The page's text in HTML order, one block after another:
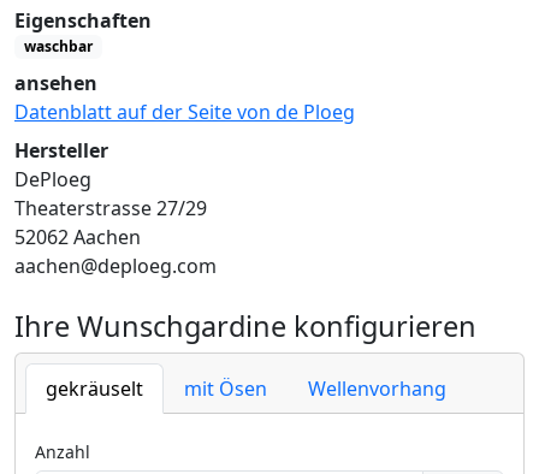
Eigenschaften
waschbar
ansehen
Datenblatt auf der Seite von de Ploeg
Hersteller
DePloeg
Theaterstrasse 27/29
52062 Aachen
aachen@deploeg.com
Ihre Wunschgardine konfigurieren
gekräuselt mit Ösen Wellenvorhang
Anzahl